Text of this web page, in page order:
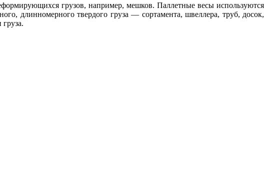
грузов, например, мешков. Паллетные весы используются
длинномерного твердого груза — сортамента, швеллера, труб, досок,